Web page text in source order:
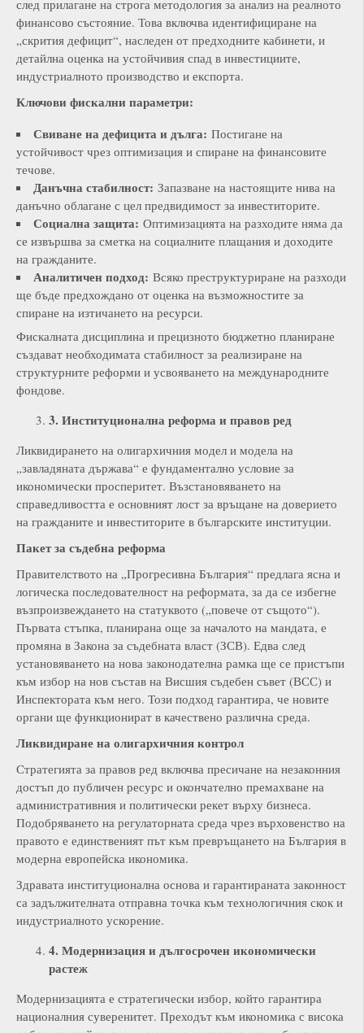
след прилагане на строга методология за анализ на реалното
финансово състояние. Това включва идентифициране на
„скрития дефицит“, наследен от предходните кабинети, и
детайлна оценка на устойчивия спад в инвестициите,
индустриалното производство и експорта.
Ключови фискални параметри:
Свиване на дефицита и дълга: Постигане на
устойчивост чрез оптимизация и спиране на финансовите
течове.
Данъчна стабилност: Запазване на настоящите нива на
данъчно облагане с цел предвидимост за инвеститорите.
Социална защита: Оптимизацията на разходите няма да
се извършва за сметка на социалните плащания и доходите
на гражданите.
Аналитичен подход: Всяко преструктуриране на разходи
ще бъде предхождано от оценка на възможностите за
спиране на изтичането на ресурси.
Фискалната дисциплина и прецизното бюджетно планиране
създават необходимата стабилност за реализиране на
структурните реформи и усвояването на международните
фондове.
3. Институционална реформа и правов ред
Ликвидирането на олигархичния модел и модела на
„завладяната държава“ е фундаментално условие за
икономически просперитет. Възстановяването на
справедливостта е основният лост за връщане на доверието
на гражданите и инвеститорите в българските институции.
Пакет за съдебна реформа
Правителството на „Прогресивна България“ предлага ясна и
логическа последователност на реформата, за да се избегне
възпроизвеждането на статуквото („повече от същото“).
Първата стъпка, планирана още за началото на мандата, е
промяна в Закона за съдебната власт (ЗСВ). Едва след
установяването на нова законодателна рамка ще се пристъпи
към избор на нов състав на Висшия съдебен съвет (ВСС) и
Инспектората към него. Този подход гарантира, че новите
органи ще функционират в качествено различна среда.
Ликвидиране на олигархичния контрол
Стратегията за правов ред включва пресичане на незаконния
достъп до публичен ресурс и окончателно премахване на
административния и политически рекет върху бизнеса.
Подобряването на регулаторната среда чрез върховенство на
правото е единственият път към превръщането на България в
модерна европейска икономика.
Здравата институционална основа и гарантираната законност
са задължителната отправна точка към технологичния скок и
индустриалното ускорение.
4. Модернизация и дългосрочен икономически
растеж
Модернизацията е стратегически избор, който гарантира
националния суверенитет. Преходът към икономика с висока